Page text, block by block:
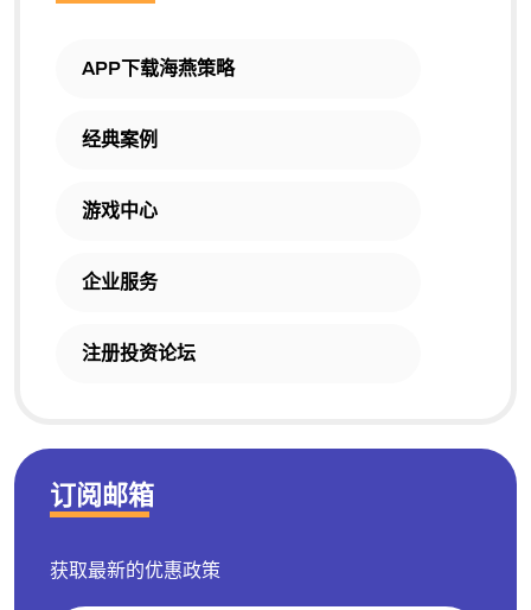
APP下载海燕策略
经典案例
游戏中心
企业服务
注册投资论坛
订阅邮箱
获取最新的优惠政策